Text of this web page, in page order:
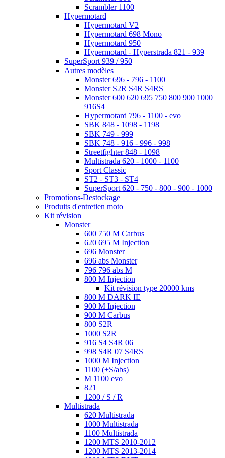
Scrambler 1100
Hypermotard
Hypermotard V2
Hypermotard 698 Mono
Hypermotard 950
Hypermotard - Hyperstrada 821 - 939
SuperSport 939 / 950
Autres modèles
Monster 696 - 796 - 1100
Monster S2R S4R S4RS
Monster 600 620 695 750 800 900 1000
916S4
Hypermotard 796 - 1100 - evo
SBK 848 - 1098 - 1198
SBK 749 - 999
SBK 748 - 916 - 996 - 998
Streetfighter 848 - 1098
Multistrada 620 - 1000 - 1100
Sport Classic
ST2 - ST3 - ST4
SuperSport 620 - 750 - 800 - 900 - 1000
Promotions-Destockage
Produits d'entretien moto
Kit révision
Monster
600 750 M Carbus
620 695 M Injection
696 Monster
696 abs Monster
796 796 abs M
800 M Injection
Kit révision type 20000 kms
800 M DARK IE
900 M Injection
900 M Carbus
800 S2R
1000 S2R
916 S4 S4R 06
998 S4R 07 S4RS
1000 M Injection
1100 (+S/abs)
M 1100 evo
821
1200 / S / R
Multistrada
620 Multistrada
1000 Multistrada
1100 Multistrada
1200 MTS 2010-2012
1200 MTS 2013-2014